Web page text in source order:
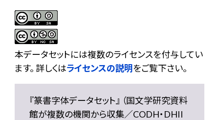
本データセットには複数のライセンスを付与してい
ます。 詳しくはライセンスの説明をご覧下さい。
『篆書字体データセット』 （国文学研究資料
館が複数の機関から収集／CODH・DHII